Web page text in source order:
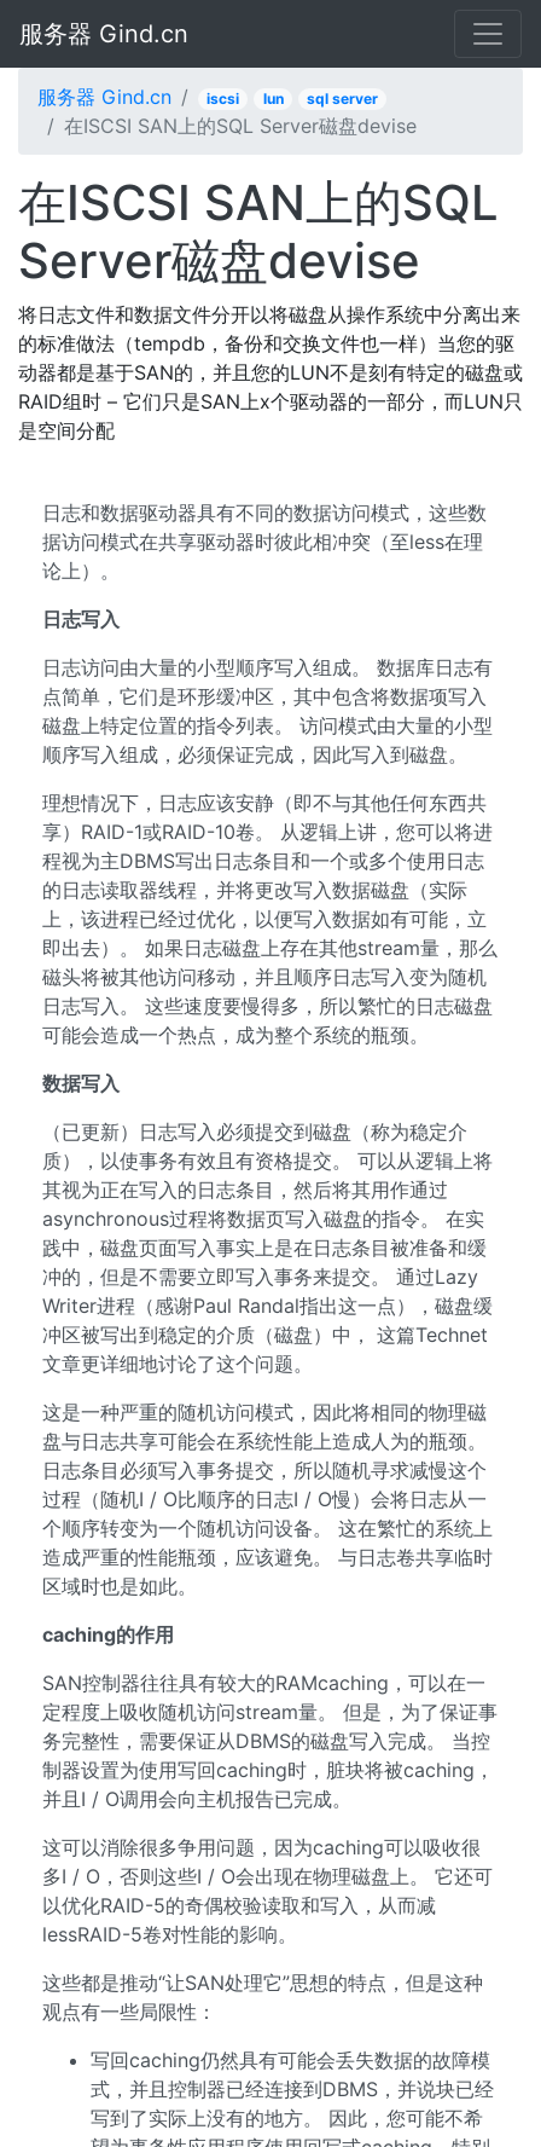
服务器 Gind.cn
服务器 Gind.cn iscsi lun sql server
在ISCSI SAN上的SQL Server磁盘devise
在ISCSI SAN上的SQL
Server磁盘devise
将日志文件和数据文件分开以将磁盘从操作系统中分离出来
的标准做法（tempdb，备份和交换文件也一样）当您的驱
动器都是基于SAN的，并且您的LUN不是刻有特定的磁盘或
RAID组时 – 它们只是SAN上x个驱动器的一部分，而LUN只
是空间分配
日志和数据驱动器具有不同的数据访问模式，这些数
据访问模式在共享驱动器时彼此相冲突（至less在理
论上）。
日志写入
日志访问由大量的小型顺序写入组成。 数据库日志有
点简单，它们是环形缓冲区，其中包含将数据项写入
磁盘上特定位置的指令列表。 访问模式由大量的小型
顺序写入组成，必须保证完成，因此写入到磁盘。
理想情况下，日志应该安静（即不与其他任何东西共
享）RAID-1或RAID-10卷。 从逻辑上讲，您可以将进
程视为主DBMS写出日志条目和一个或多个使用日志
的日志读取器线程，并将更改写入数据磁盘（实际
上，该进程已经过优化，以便写入数据如有可能，立
即出去）。 如果日志磁盘上存在其他stream量，那么
磁头将被其他访问移动，并且顺序日志写入变为随机
日志写入。 这些速度要慢得多，所以繁忙的日志磁盘
可能会造成一个热点，成为整个系统的瓶颈。
数据写入
（已更新）日志写入必须提交到磁盘（称为稳定介
质），以使事务有效且有资格提交。 可以从逻辑上将
其视为正在写入的日志条目，然后将其用作通过
asynchronous过程将数据页写入磁盘的指令。 在实
践中，磁盘页面写入事实上是在日志条目被准备和缓
冲的，但是不需要立即写入事务来提交。 通过Lazy
Writer进程（感谢Paul Randal指出这一点），磁盘缓
冲区被写出到稳定的介质（磁盘）中， 这篇Technet
文章更详细地讨论了这个问题。
这是一种严重的随机访问模式，因此将相同的物理磁
盘与日志共享可能会在系统性能上造成人为的瓶颈。
日志条目必须写入事务提交，所以随机寻求减慢这个
过程（随机I / O比顺序的日志I / O慢）会将日志从一
个顺序转变为一个随机访问设备。 这在繁忙的系统上
造成严重的性能瓶颈，应该避免。 与日志卷共享临时
区域时也是如此。
caching的作用
SAN控制器往往具有较大的RAMcaching，可以在一
定程度上吸收随机访问stream量。 但是，为了保证事
务完整性，需要保证从DBMS的磁盘写入完成。 当控
制器设置为使用写回caching时，脏块将被caching，
并且I / O调用会向主机报告已完成。
这可以消除很多争用问题，因为caching可以吸收很
多I / O，否则这些I / O会出现在物理磁盘上。 它还可
以优化RAID-5的奇偶校验读取和写入，从而减
lessRAID-5卷对性能的影响。
这些都是推动“让SAN处理它”思想的特点，但是这种
观点有一些局限性：
写回caching仍然具有可能会丢失数据的故障模
式，并且控制器已经连接到DBMS，并说块已经
写到了实际上没有的地方。 因此，您可能不希